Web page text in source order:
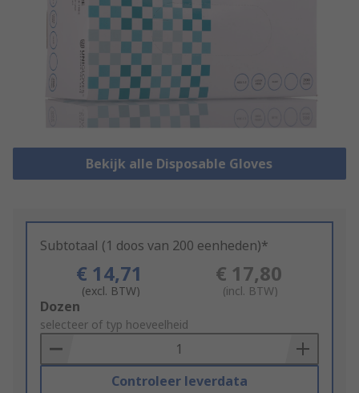
Bekijk alle Disposable Gloves
Subtotaal (1 doos van 200 eenheden)*
€ 14,71
(excl. BTW)
€ 17,80
(incl. BTW)
Add
to
Basket
Dozen
selecteer of typ hoeveelheid
Controleer leverdata